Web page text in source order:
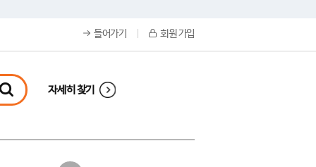
들어가기 회원 가입
자세히 찾기